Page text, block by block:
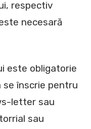
respectiv
necesară
este obligatorie
se înscrie pentru
letter sau
sau